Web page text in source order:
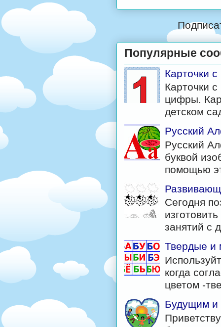
Популярные
Карточки
Карточки
цифры.
детском
Русский
Русский
буквой
помощью
Сегодня
занятий с
Твердые и
когда
цветом -
Будущим и